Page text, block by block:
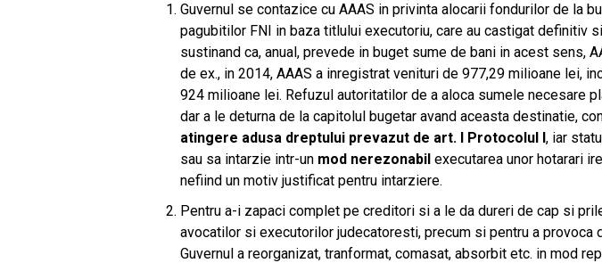
Guvernul se contazice cu AAAS in privinta alocarii fondurilor de la
pagubitilor FNI in baza titlului executoriu, care au castigat definitiv
sustinand ca, anual, prevede in buget sume de bani in acest sens,
de ex., in 2014, AAAS a inregistrat venituri de 977,29 milioane lei,
924 milioane lei. Refuzul autoritatilor de a aloca sumele necesare
dar a le deturna de la capitolul bugetar avand aceasta destinatie,
atingere adusa dreptului prevazut de art. I Protocolul I, iar
sau sa intarzie intr-un mod nerezonabil executarea unor hotarari
nefiind un motiv justificat pentru intarziere.
Pentru a-i zapaci complet pe creditori si a le da dureri de cap si
avocatilor si executorilor judecatoresti, precum si pentru a provoca
Guvernul a reorganizat, tranformat, comasat, absorbit etc. in mod